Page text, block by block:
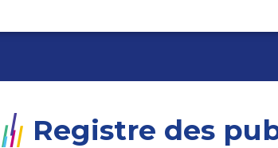
Registre des